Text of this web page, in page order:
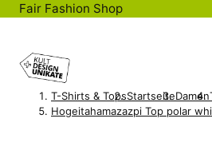
Fair Fashion Shop
T-Shirts & TopsStartseiteDamen
Hogeitahamazazpi Top polar